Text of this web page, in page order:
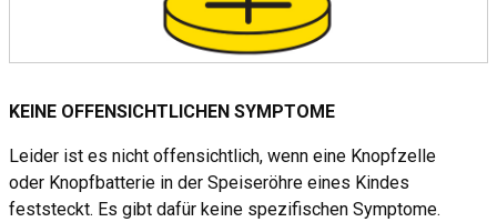
KEINE OFFENSICHTLICHEN SYMPTOME
Leider ist es nicht offensichtlich, wenn eine Knopfzelle
oder Knopfbatterie in der Speiseröhre eines Kindes
feststeckt. Es gibt dafür keine spezifischen Symptome.